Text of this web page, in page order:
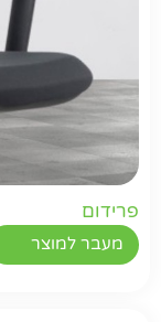
פרידום
מעבר למוצר